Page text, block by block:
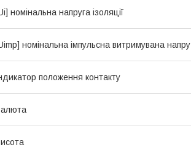
номінальна напруга ізоляції
номінальна імпульсна витримувана напру
положення контакту